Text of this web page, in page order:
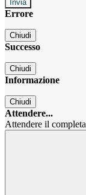
Errore
Chiudi
Successo
Chiudi
Informazione
Chiudi
Attendere...
Attendere il